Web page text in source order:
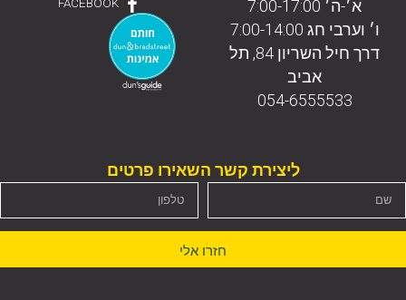
א׳-ה׳ 7:00-17:00
ו׳ וערבי חג 7:00-14:00
דרך חיל השריון 84, תל
אביב
054-6555533
FACEBOOK
ליצירת קשר השאירו פרטים
חזרו אלי